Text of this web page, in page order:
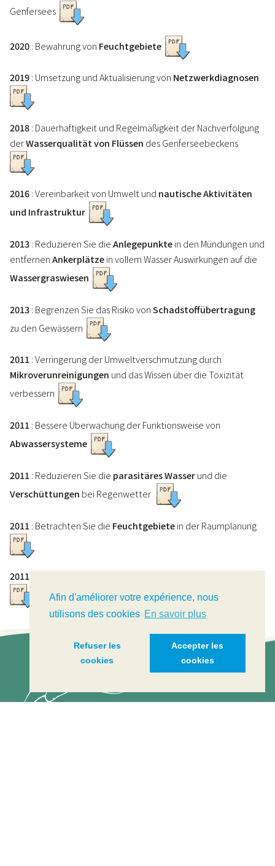
Afin d'améliorer votre expérience, nous
utilisons des cookies En savoir plus
Refuser les
cookies
Accepter les
cookies
Genfersees
2020: Bewahrung von Feuchtgebiete
2019: Umsetzung und Aktualisierung von Netzwerkdiagnosen
2018: Dauerhaftigkeit und Regelmäßigkeit der Nachverfolgung
derWasserqualität von Flüssen des Genferseebeckens
2016: Vereinbarkeit von Umwelt und nautische Aktivitäten
und Infrastruktur
2013: Reduzieren Sie dieAnlegepunktein den Mündungen und
entfernenAnkerplätzein vollem Wasser Auswirkungen auf die
Wassergraswiesen
2013: Begrenzen Sie das Risiko vonSchadstoffübertragung
zu den Gewässern
2011: Verringerung der Umweltverschmutzung durch
Mikroverunreinigungen und das Wissen über die Toxizität
verbessern
2011: Bessere Überwachung der Funktionsweise von
Abwassersysteme
2011 : Reduzieren Sie die parasitäres Wasserund die
Verschüttungen bei Regenwetter
2011 : Betrachten Sie die Feuchtgebietein der Raumplanung
2011